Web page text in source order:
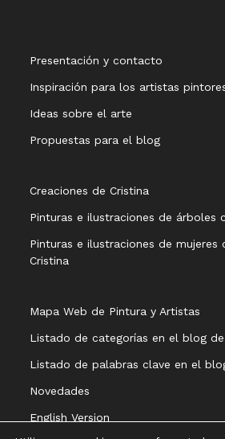
Presentación y contacto
Inspiración para los artistas
Ideas sobre el arte
Propuestas para el blog
Creaciones de Cristina
Pinturas e ilustraciones de árboles
Pinturas e ilustraciones de mujeres
Cristina
Mapa Web de Pintura y Artistas
Listado de categorías en el blog
Listado de palabras clave en el
Novedades
English Version